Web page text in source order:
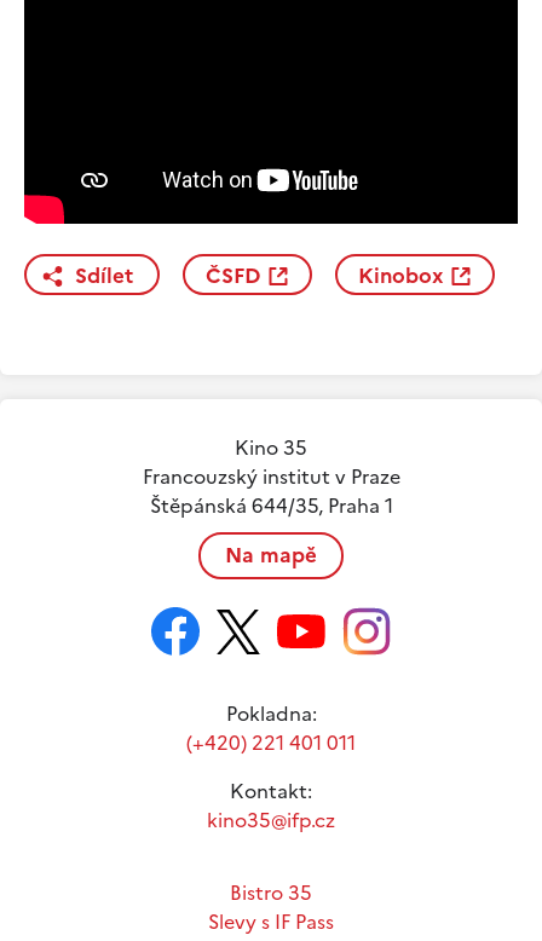
Sdílet ČSFD Kinobox
Kino 35
Francouzský institut v Praze
Štěpánská 644/35, Praha 1
Na mapě
Pokladna:
(+420) 221 401 011
Kontakt:
kino35@ifp.cz
Bistro 35
Slevy s IF Pass